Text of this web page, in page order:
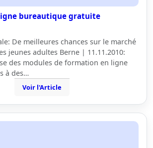
bureautique gratuite
De meilleures chances sur le marché
jeunes adultes Berne | 11.11.2010:
des modules de formation en ligne
à des…
Voir l'Article